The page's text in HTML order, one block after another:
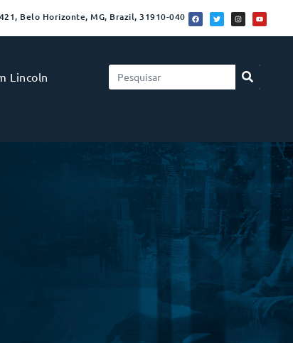
Belo Horizonte, MG, Brazil, 31910-040
Lincoln